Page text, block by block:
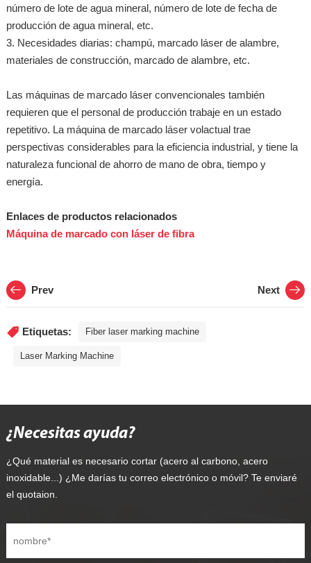
número de lote de agua mineral, número de lote de fecha de
producción de agua mineral, etc.
3. Necesidades diarias: champú, marcado láser de alambre,
materiales de construcción, marcado de alambre, etc.
Las máquinas de marcado láser convencionales también
requieren que el personal de producción trabaje en un estado
repetitivo. La máquina de marcado láser volactual trae
perspectivas considerables para la eficiencia industrial, y tiene la
naturaleza funcional de ahorro de mano de obra, tiempo y
energía.
Enlaces de productos relacionados
Máquina de marcado con láser de fibra
Prev Next
Etiquetas: Fiber laser marking machine
Laser Marking Machine
¿Necesitas ayuda?
¿Qué material es necesario cortar (acero al carbono, acero
inoxidable...) ¿Me darías tu correo electrónico o móvil? Te enviaré
el quotaion.